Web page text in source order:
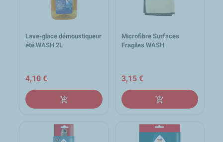
Lave-glace démoustiqueur
été WASH 2L
4,10 €
add_shopping_cart
Microfibre Surfaces
Fragiles WASH
3,15 €
add_shopping_cart